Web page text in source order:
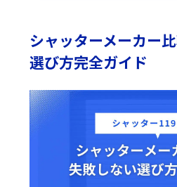
シャッターメーカー
選び方完全ガイド